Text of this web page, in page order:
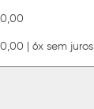
| 6x sem juros